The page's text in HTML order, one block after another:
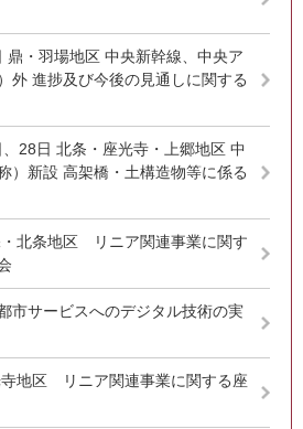
・羽場地区 中央新幹線、中央ア
外 進捗及び今後の見通しに関する
28日 北条・座光寺・上郷地区 中
）新設 高架橋・土構造物等に係る
北条地区 リニア関連事業に関す
市サービスへのデジタル技術の実
地区 リニア関連事業に関する座